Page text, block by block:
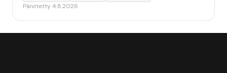
helposti. ”
Päivitetty 4.8.2026